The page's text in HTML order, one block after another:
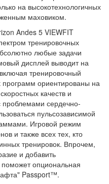
на высокотехнологичных
маховиком.
Andes 5 VIEWFIT
тренировочных
любые задачи
дисплей выводит на
тренировочный
ориентированы на
качеств и
проблемами сердечно-
пульсозависимой
Игровой режим
и также всех тех, кто
тренировок. Впрочем,
и добавить
опциональная
Passport™.